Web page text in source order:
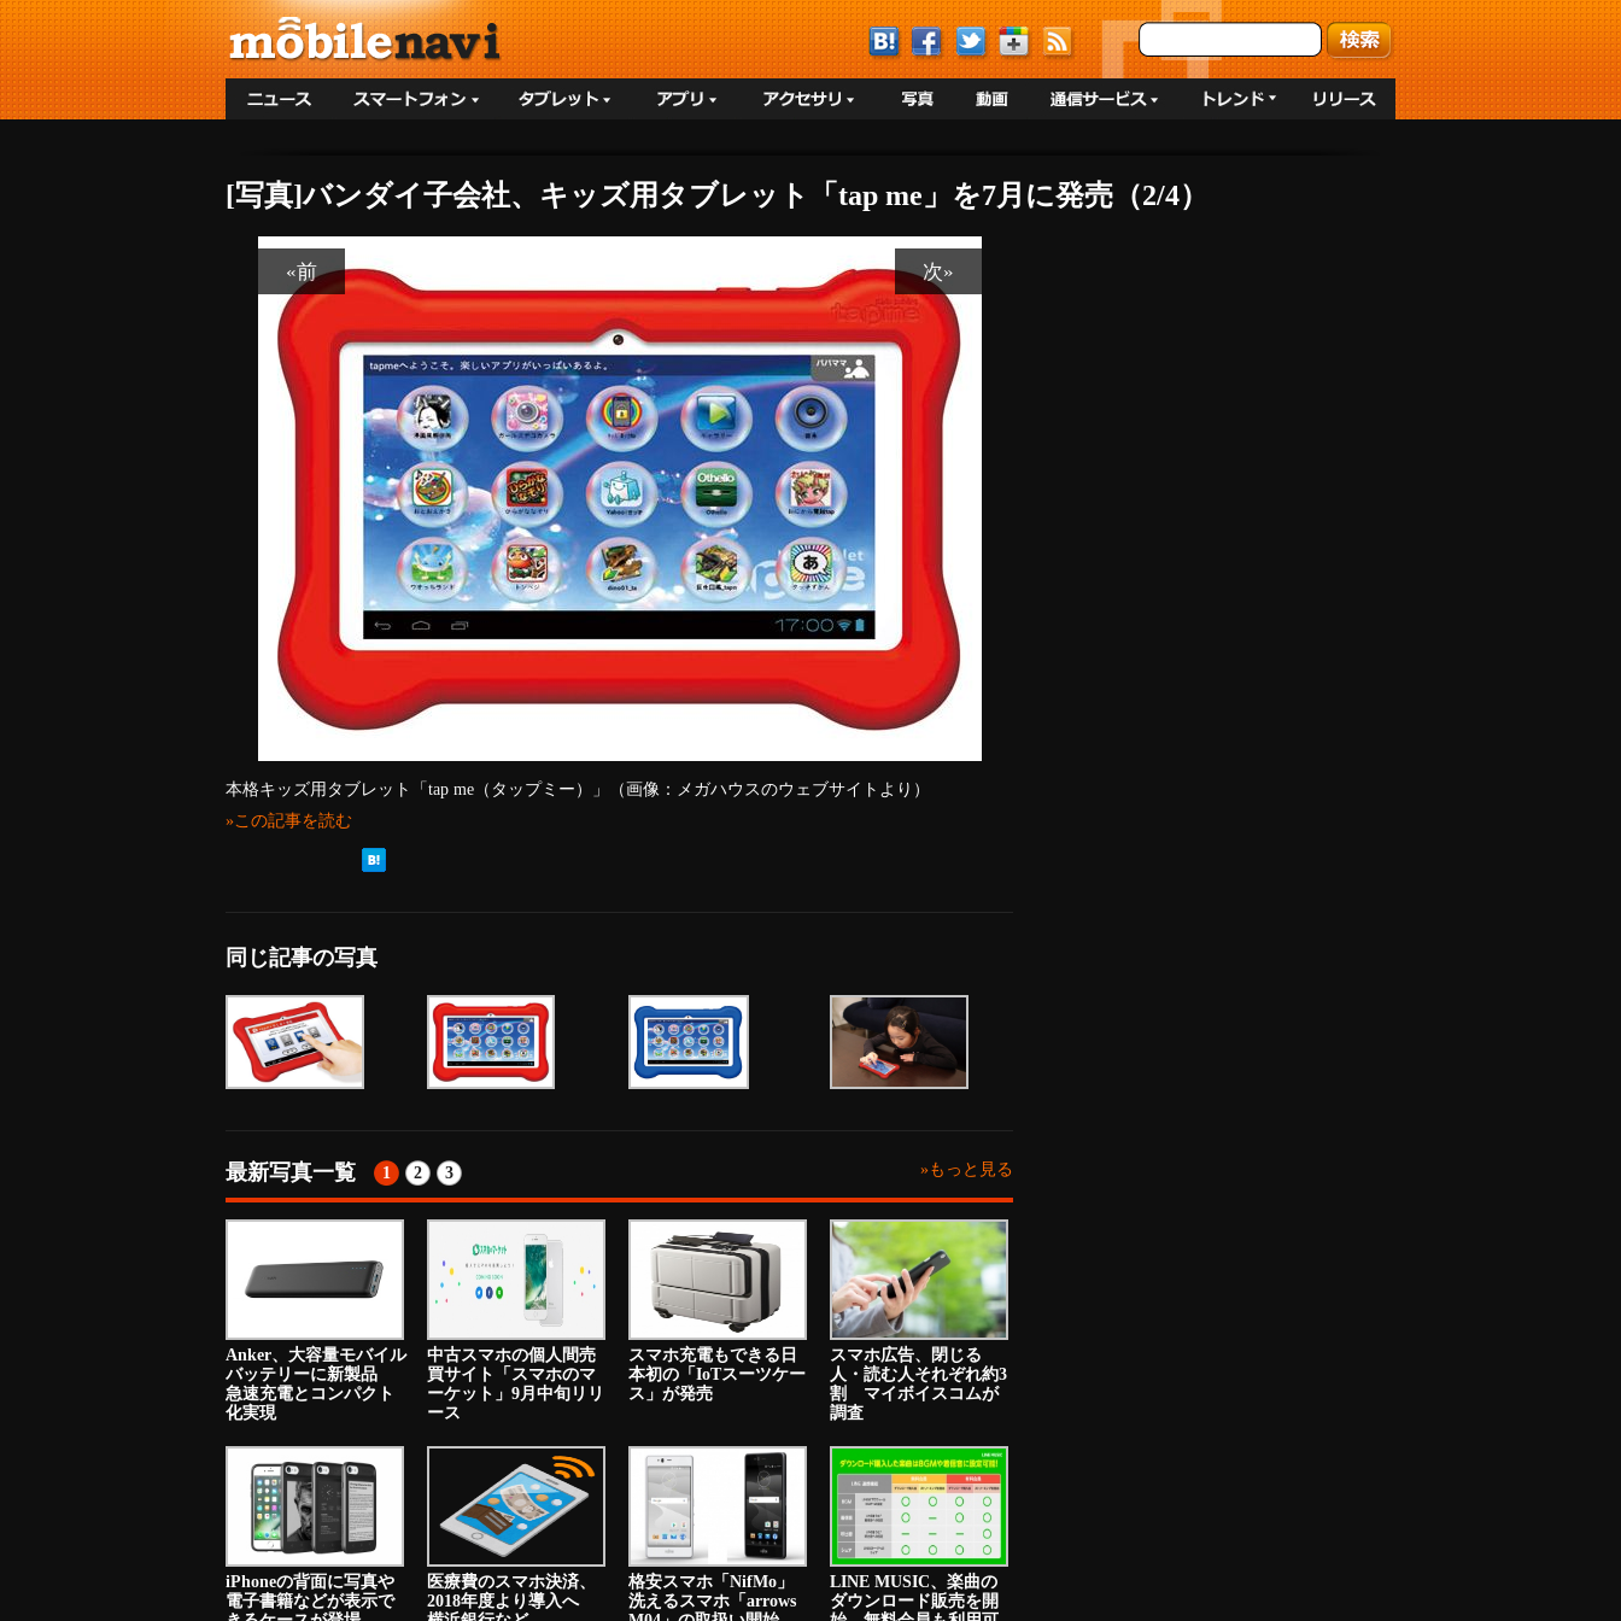
[写真]バンダイ子会社、キッズ用タブレット「tap me」を7月に発売（2/4）
«前 次»
本格キッズ用タブレット「tap me（タップミー）」（画像：メガハウスのウェブサイトより）
»この記事を読む
同じ記事の写真
最新写真一覧 »もっと見る
1 2 3
Anker、大容量モバイル
バッテリーに新製品
急速充電とコンパクト
化実現
中古スマホの個人間売
買サイト「スマホのマ
ーケット」9月中旬リリ
ース
スマホ充電もできる日
本初の「IoTスーツケー
ス」が発売
スマホ広告、閉じる
人・読む人それぞれ約3
割 マイボイスコムが
調査
iPhoneの背面に写真や
電子書籍などが表示で
医療費のスマホ決済、
2018年度より導入へ
格安スマホ「NifMo」
洗えるスマホ「arrows
LINE MUSIC、楽曲の
ダウンロード販売を開